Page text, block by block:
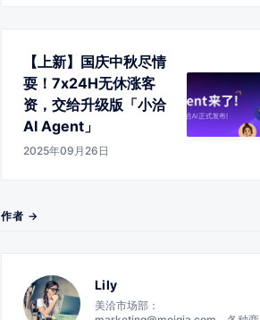
【上新】国庆中秋尽情
耍！7x24H无休涨客
资，交给升级版「小洽
AI Agent」
2025年09月26日
作者 →
Lily
美洽市场部：